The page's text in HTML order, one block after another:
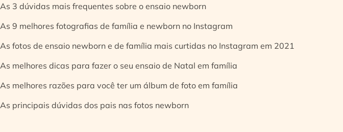
As 3 dúvidas mais frequentes sobre o ensaio newborn
As 9 melhores fotografias de família e newborn no Instagram
As fotos de ensaio newborn e de família mais curtidas no Instagram em 2021
As melhores dicas para fazer o seu ensaio de Natal em família
As melhores razões para você ter um álbum de foto em família
As principais dúvidas dos pais nas fotos newborn